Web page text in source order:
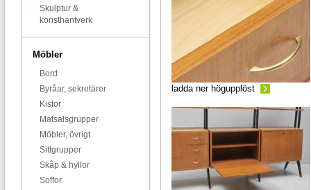
Skulptur &
konsthantverk
Möbler
Bord
Byråar, sekretärer
Kistor
Matsalsgrupper
Möbler, övrigt
Sittgrupper
Skåp & hyllor
Soffor
ladda ner högupplöst